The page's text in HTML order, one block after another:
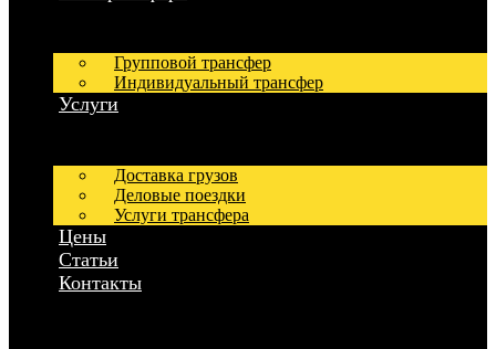
Групповой трансфер
Индивидуальный трансфер
Услуги
Доставка грузов
Деловые поездки
Услуги трансфера
Цены
Статьи
Контакты